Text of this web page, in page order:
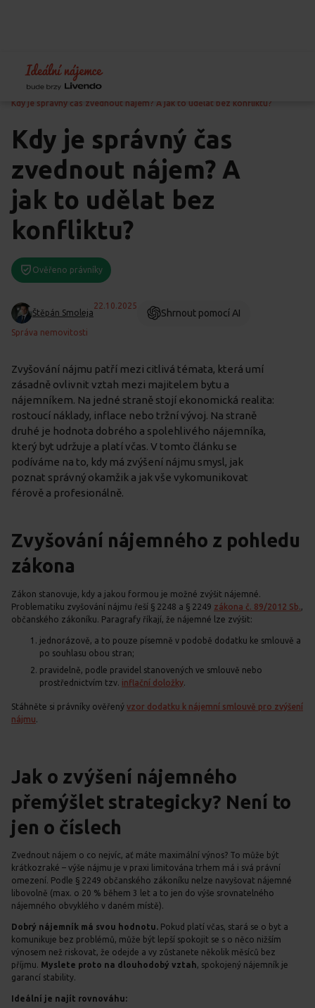
Home Blog
Právo
Kdy je správný čas zvednout nájem? A jak to udělat bez konfliktu?
Kdy je správný čas
zvednout nájem? A
jak to udělat bez
konfliktu?
Ověřeno právníky
Štěpán Smoleja
22.10.2025
Shrnout pomocí AI
Správa nemovitosti
Zvyšování nájmu patří mezi citlivá témata, která umí
zásadně ovlivnit vztah mezi majitelem bytu a
nájemníkem. Na jedné straně stojí ekonomická realita:
rostoucí náklady, inflace nebo tržní vývoj. Na straně
druhé je hodnota dobrého a spolehlivého nájemníka,
který byt udržuje a platí včas. V tomto článku se
podíváme na to, kdy má zvýšení nájmu smysl, jak
poznat správný okamžik a jak vše vykomunikovat
férově a profesionálně.
Zvyšování nájemného z pohledu
zákona
Zákon stanovuje, kdy a jakou formou je možné zvýšit nájemné.
Problematiku zvyšování nájmu řeší § 2248 a § 2249 zákona č. 89/2012 Sb.
občanského zákoníku. Paragrafy říkají, že nájemné lze zvýšit:
jednorázově, a to pouze písemně v podobě dodatku ke smlouvě a
po souhlasu obou stran;
pravidelně, podle pravidel stanovených ve smlouvě nebo
prostřednictvím tzv. inflační doložky
Stáhněte si právníky ověřený vzor dodatku k nájemní smlouvě pro zvýšení
nájmu
Jak o zvýšení nájemného
přemýšlet strategicky? Není to
jen o číslech
Zvednout nájem o co nejvíc, ať máte maximální výnos? To může být
krátkozraké – výše nájmu je v praxi limitována trhem má i svá právní
omezení. Podle § 2249 občanského zákoníku nelze navyšovat nájemné
libovolně (max. o 20 % během 3 let a to jen do výše srovnatelného
nájemného obvyklého v daném místě).
Dobrý nájemník má svou hodnotu. Pokud platí včas, stará se o byt a
komunikuje bez problémů, může být lepší spokojit se s o něco nižším
výnosem než riskovat, že odejde a vy zůstanete několik měsíců bez
příjmu. Myslete proto na dlouhodobý vztah, spokojený nájemník je
garancí stability.
Ideální je najít rovnováhu: